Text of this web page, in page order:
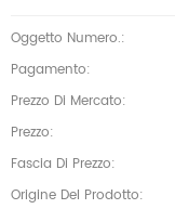
Oggetto Numero.:
Pagamento:
Prezzo Di Mercato:
Prezzo:
Fascia Di Prezzo:
Origine Del Prodotto: